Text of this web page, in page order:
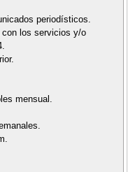
periodísticos.
con los servicios y/o
mensual.